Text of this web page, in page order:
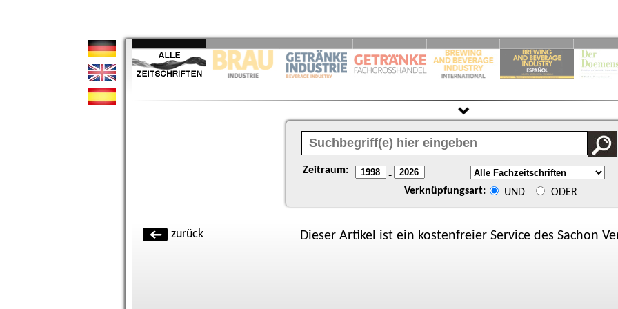
Zeitraum: -
Verknüpfungsart: UND ODER
zurück Dieser Artikel ist ein kostenfreier Service des Sachon